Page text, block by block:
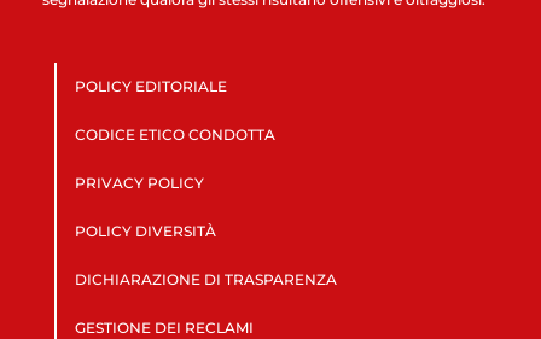
POLICY EDITORIALE
CODICE ETICO CONDOTTA
PRIVACY POLICY
POLICY DIVERSITÀ
DICHIARAZIONE DI TRASPARENZA
GESTIONE DEI RECLAMI